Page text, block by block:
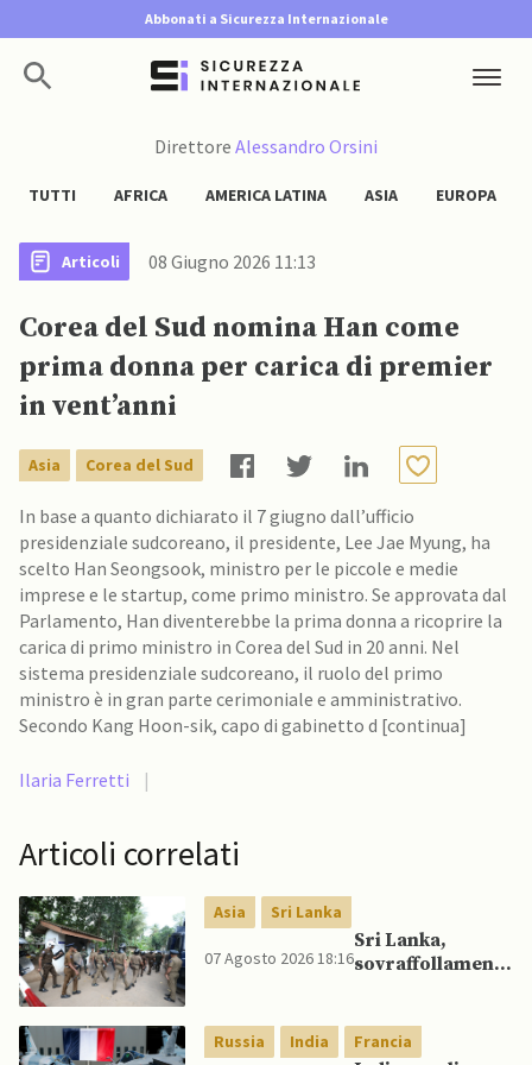
Abbonati a Sicurezza Internazionale
Direttore Alessandro Orsini
TUTTI AFRICA AMERICA LATINA ASIA EUROPA
Articoli 08 Giugno 2026 11:13
Corea del Sud nomina Han come
prima donna per carica di premier
in vent’anni
Asia Corea del Sud
In base a quanto dichiarato il 7 giugno dall’ufficio
presidenziale sudcoreano, il presidente, Lee Jae Myung, ha
scelto Han Seongsook, ministro per le piccole e medie
imprese e le startup, come primo ministro. Se approvata dal
Parlamento, Han diventerebbe la prima donna a ricoprire la
carica di primo ministro in Corea del Sud in 20 anni. Nel
sistema presidenziale sudcoreano, il ruolo del primo
ministro è in gran parte cerimoniale e amministrativo.
Secondo Kang Hoon-sik, capo di gabinetto d [continua]
Ilaria Ferretti |
Articoli correlati
Asia Sri Lanka
07 Agosto 2026 18:16
Sri Lanka,
sovraffollamento
portando a
nuove rivolte: 3
Russia India Francia